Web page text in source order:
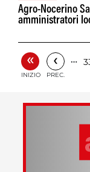
Agro-Nocerino
amministratori
«
INIZIO
‹
PREC.
…